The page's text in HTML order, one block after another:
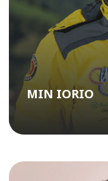
MIN IORIO